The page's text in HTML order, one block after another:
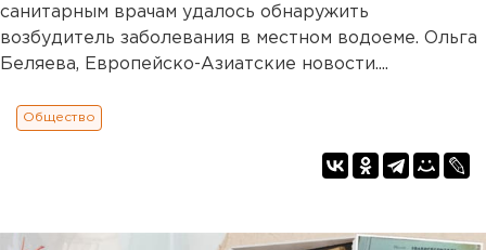
санитарным врачам удалось обнаружить
возбудитель заболевания в местном водоеме. Ольга
Беляева, Европейско-Азиатские новости....
Общество